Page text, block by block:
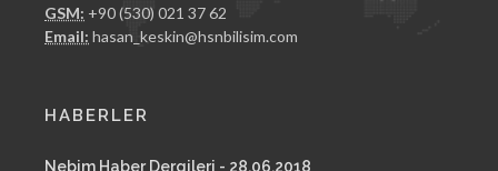
GSM: +90 (530) 021 37 62
Email: hasan_keskin@hsnbilisim.com
HABERLER
Nebim Haber Dergileri - 28.06.2018